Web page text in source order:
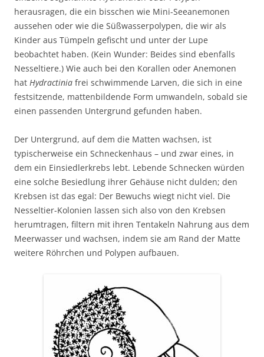
herausragen, die ein bisschen wie Mini-Seeanemonen
aussehen oder wie die Süßwasserpolypen, die wir als
Kinder aus Tümpeln gefischt und unter der Lupe
beobachtet haben. (Kein Wunder: Beides sind ebenfalls
Nesseltiere.) Wie auch bei den Korallen oder Anemonen
hat Hydractinia frei schwimmende Larven, die sich in eine
festsitzende, mattenbildende Form umwandeln, sobald sie
einen passenden Untergrund gefunden haben.
Der Untergrund, auf dem die Matten wachsen, ist
typischerweise ein Schneckenhaus – und zwar eines, in
dem ein Einsiedlerkrebs lebt. Lebende Schnecken würden
eine solche Besiedlung ihrer Gehäuse nicht dulden; den
Krebsen ist das egal: Der Bewuchs wiegt nicht viel. Die
Nesseltier-Kolonien lassen sich also von den Krebsen
herumtragen, filtern mit ihren Tentakeln Nahrung aus dem
Meerwasser und wachsen, indem sie am Rand der Matte
weitere Röhrchen und Polypen aufbauen.